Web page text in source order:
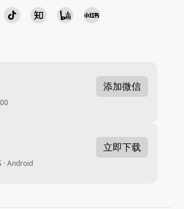
添加微信
· Android
立即下载